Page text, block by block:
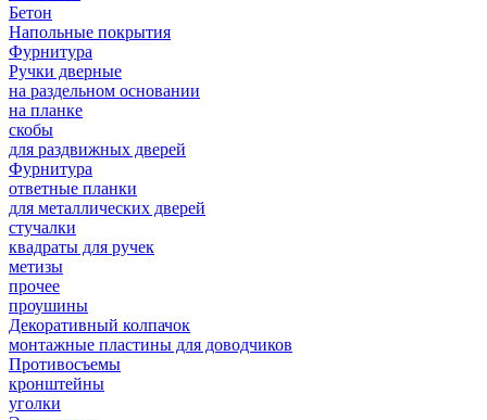
Бетон
Напольные покрытия
Фурнитура
Ручки дверные
на раздельном основании
на планке
скобы
для раздвижных дверей
Фурнитура
ответные планки
для металлических дверей
стучалки
квадраты для ручек
метизы
прочее
проушины
Декоративный колпачок
монтажные пластины для доводчиков
Противосъемы
кронштейны
уголки